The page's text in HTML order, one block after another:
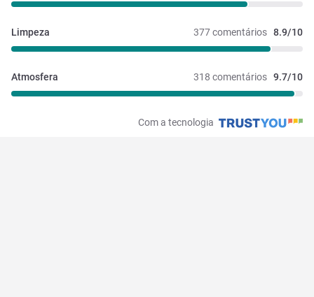
377 comentários 8.9/10
Limpeza
318 comentários 9.7/10
Atmosfera
Com a tecnologia